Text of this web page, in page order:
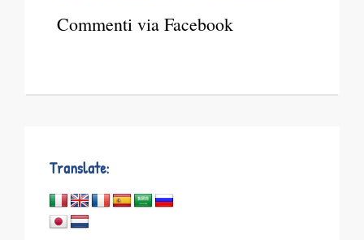
Commenti via Facebook
Translate: